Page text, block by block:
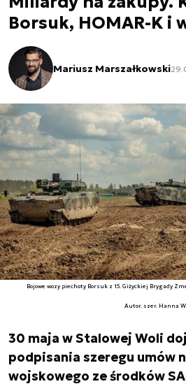
Borsuk, HOMAR-K i
Mariusz Marszałkowski
Bojowe wozy piechoty Borsuk z 15. Giżyckiej Brygady
Autor. szer. Hanna
30 maja w Stalowej Woli
podpisania szeregu umów
wojskowego ze środków